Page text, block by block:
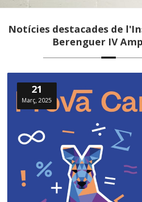
Notícies destacades de
Berenguer IV
21
Març, 2025